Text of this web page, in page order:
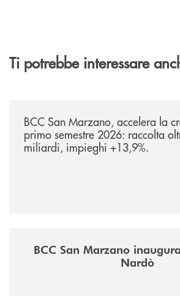
Ti potrebbe interessare
BCC San Marzano, accelera la
primo semestre 2026: raccolta
miliardi, impieghi +13,9%.
BCC San Marzano
Nardò